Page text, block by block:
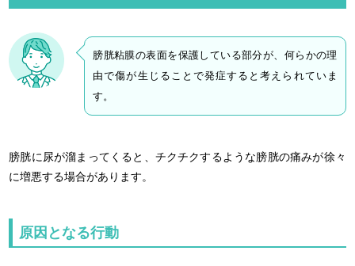
膀胱粘膜の表面を保護している部分が、何らかの理
由で傷が生じることで発症すると考えられていま
す。
膀胱に尿が溜まってくると、チクチクするような膀胱の痛みが徐々
に増悪する場合があります。
原因となる行動